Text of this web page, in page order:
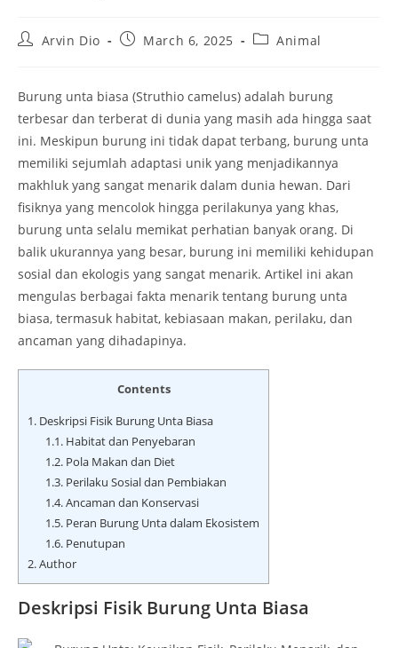
PostArvin Dio
PostMarch 6, 2025
PostAnimal
Burung unta biasa (Struthio camelus) adalah burung
terbesar dan terberat di dunia yang masih ada hingga saat
ini. Meskipun burung ini tidak dapat terbang, burung unta
memiliki sejumlah adaptasi unik yang menjadikannya
makhluk yang sangat menarik dalam dunia hewan. Dari
fisiknya yang mencolok hingga perilakunya yang khas,
burung unta selalu memikat perhatian banyak orang. Di
balik ukurannya yang besar, burung ini memiliki kehidupan
sosial dan ekologis yang sangat menarik. Artikel ini akan
mengulas berbagai fakta menarik tentang burung unta
biasa, termasuk habitat, kebiasaan makan, perilaku, dan
ancaman yang dihadapinya.
Contents
1. Deskripsi Fisik Burung Unta Biasa
1.1.Habitat dan Penyebaran
1.2.Pola Makan dan Diet
1.3.Perilaku Sosial dan Pembiakan
1.4.Ancaman dan Konservasi
1.5.Peran Burung Unta dalam Ekosistem
1.6.Penutupan
2.Author
Deskripsi Fisik Burung Unta Biasa